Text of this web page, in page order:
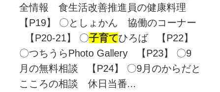
全情報 食生活改善推進員の健康料理
【P19】 〇としょかん 協働のコーナー
【P20-21】 〇子育てひろば 【P22】
〇つちうらPhoto Gallery 【P23】 〇9
月の無料相談 【P24】 〇9月のからだと
こころの相談 休日当番...